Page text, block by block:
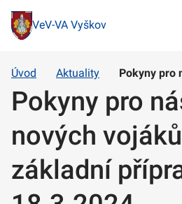
VeV-VA Vyškov
Úvod Aktuality Pokyny pro
Pokyny pro
nových
základní